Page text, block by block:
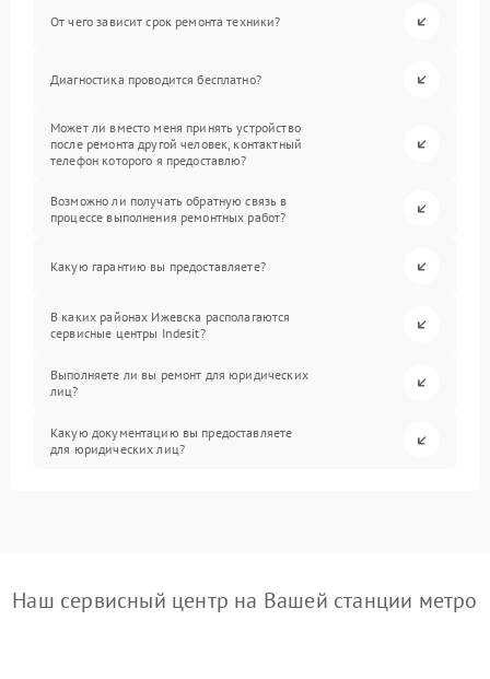
От чего зависит срок ремонта техники?
Диагностика проводится бесплатно?
Может ли вместо меня принять устройство
после ремонта другой человек, контактный
телефон которого я предоставлю?
Возможно ли получать обратную связь в
процессе выполнения ремонтных работ?
Какую гарантию вы предоставляете?
В каких районах Ижевска располагаются
сервисные центры Indesit?
Выполняете ли вы ремонт для юридических
лиц?
Какую документацию вы предоставляете
для юридических лиц?
Наш сервисный центр на Вашей станции метро